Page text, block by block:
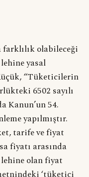
farklılık olabileceği
yasal
“Tüketicilerin
6502 sayılı
Kanun’un 54.
yapılmıştır.
tarife ve fiyat
fiyatı arasında
olan fiyat
‘tüketici